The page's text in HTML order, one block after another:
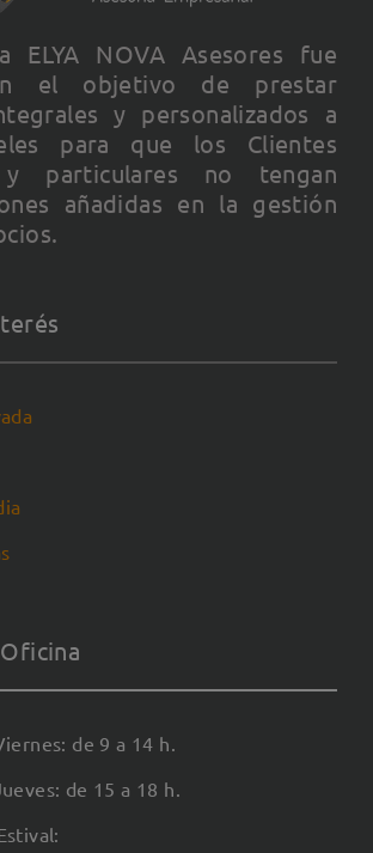
ELYA NOVA Asesores fue
el objetivo de prestar
y personalizados a
para que los Clientes
y particulares no tengan
añadidas en la gestión
de 9 a 14 h.
de 15 a 18 h.